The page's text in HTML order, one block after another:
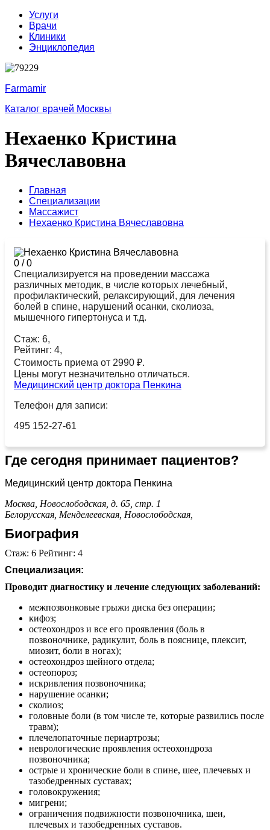
Услуги
Врачи
Клиники
Энциклопедия
Farmamir
Каталог врачей Москвы
Нехаенко Кристина
Вячеславовна
Главная
Специализации
Массажист
Нехаенко Кристина Вячеславовна
0 /0
Специализируется на проведении массажа
различных методик, в числе которых лечебный,
профилактический, релаксирующий, для лечения
болей в спине, нарушений осанки, сколиоза,
мышечного гипертонуса и т.д.
Стаж: 6,
Рейтинг: 4,
Стоимость приема от 2990 ₽.
Цены могут незначительно отличаться.
Медицинский центр доктора Пенкина
Телефон для записи:
495 152-27-61
Где сегодня принимает пациентов?
Медицинский центр доктора Пенкина
Москва, Новослободская, д. 65, стр. 1
Белорусская, Менделеевская, Новослободская,
Биография
Стаж: 6 Рейтинг: 4
Специализация:
Проводит диагностику и лечение следующих заболеваний:
межпозвонковые грыжи диска без операции;
кифоз;
остеохондроз и все его проявления (боль в
позвоночнике, радикулит, боль в пояснице, плексит,
миозит, боли в ногах);
остеохондроз шейного отдела;
остеопороз;
искривления позвоночника;
нарушение осанки;
сколиоз;
головные боли (в том числе те, которые развились после
травм);
плечелопаточные периартрозы;
неврологические проявления остеохондроза
позвоночника;
острые и хронические боли в спине, шее, плечевых и
тазобедренных суставах;
головокружения;
мигрени;
ограничения подвижности позвоночника, шеи,
плечевых и тазобедренных суставов.